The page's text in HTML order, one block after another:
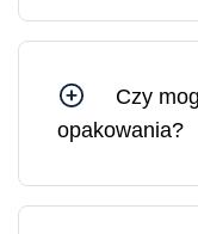
ubezpieczone.
wybranej
Czy
opakowania?
w takim